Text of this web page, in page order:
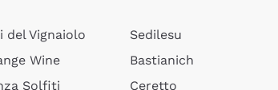
del Vignaiolo
Wine
Solfiti
Sedilesu
Bastianich
Ceretto